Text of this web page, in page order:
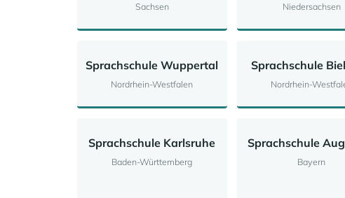
Sachsen Niedersachsen
Sprachschule Wuppertal
Nordrhein-Westfalen
Sprachschule
Nordrhein-
Sprachschule Karlsruhe
Baden-Württemberg
Sprachschule
Bayern